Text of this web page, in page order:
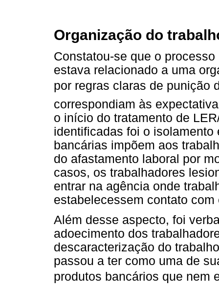
Organização do
Constatou-se que o
estava relacionado a uma
por regras claras de
correspondiam às
o início do tratamento de
identificadas foi o
bancárias impõem aos
do afastamento laboral por
casos, os trabalhadores
entrar na agência onde
estabelecessem contato com
Além desse aspecto, foi
adoecimento dos
descaracterização do
passou a ter como uma de
produtos bancários que nem